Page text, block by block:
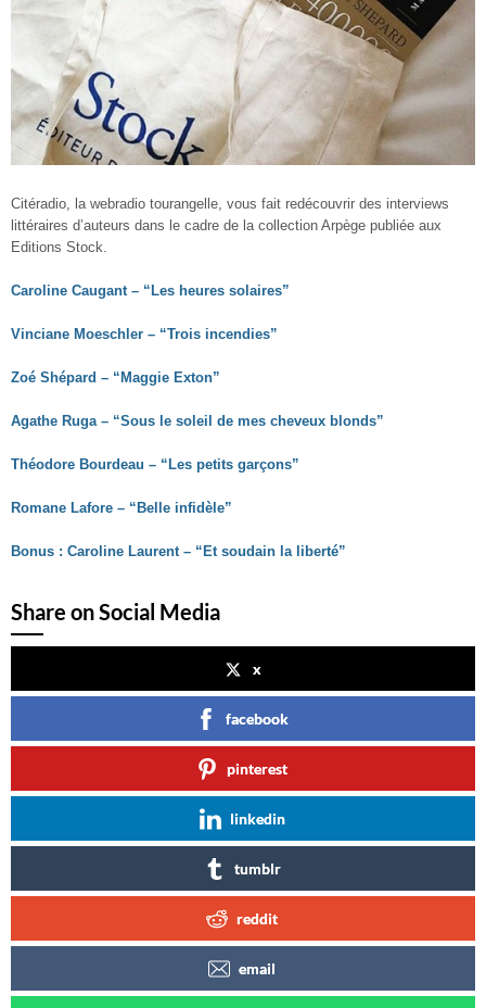
Citéradio, la webradio tourangelle, vous fait redécouvrir des interviews
littéraires d’auteurs dans le cadre de la collection Arpège publiée aux
Editions Stock.
Caroline Caugant – “Les heures solaires”
Vinciane Moeschler – “Trois incendies”
Zoé Shépard – “Maggie Exton”
Agathe Ruga – “Sous le soleil de mes cheveux blonds”
Théodore Bourdeau – “Les petits garçons”
Romane Lafore – “Belle infidèle”
Bonus : Caroline Laurent – “Et soudain la liberté”
Share on Social Media
x
facebook
pinterest
linkedin
tumblr
reddit
email